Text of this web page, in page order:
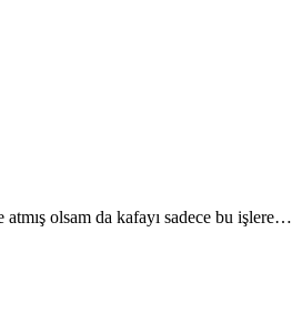
olsam da kafayı sadece bu işlere…